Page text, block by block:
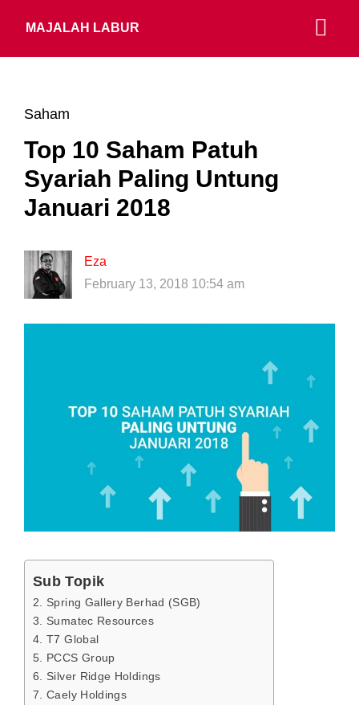
MAJALAH LABUR
Saham
Top 10 Saham Patuh
Syariah Paling Untung
Januari 2018
Eza
February 13, 2018 10:54 am
Sub Topik
2. Spring Gallery Berhad (SGB)
3. Sumatec Resources
4. T7 Global
5. PCCS Group
6. Silver Ridge Holdings
7. Caely Holdings